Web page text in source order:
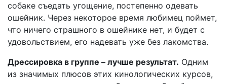
собаке съедать угощение, постепенно одевать
ошейник. Через некоторое время любимец поймет,
что ничего страшного в ошейнике нет, и будет с
удовольствием, его надевать уже без лакомства.
Дрессировка в группе – лучше результат. Одним
из значимых плюсов этих кинологических курсов,